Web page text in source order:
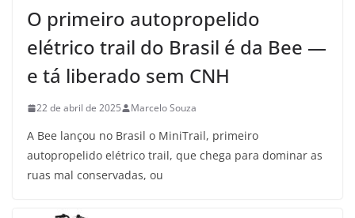
O primeiro autopropelido
elétrico trail do Brasil é da Bee —
e tá liberado sem CNH
22 de abril de 2025 Marcelo Souza
A Bee lançou no Brasil o MiniTrail, primeiro
autopropelido elétrico trail, que chega para dominar as
ruas mal conservadas, ou